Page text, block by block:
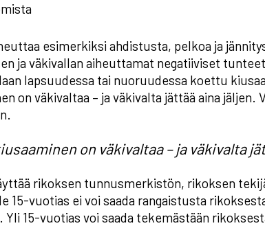
esimerkiksi ahdistusta, pelkoa ja
ja väkivallan aiheuttamat negatiiviset
lapsuudessa tai nuoruudessa koettu
on väkivaltaa – ja väkivalta jättää aina
on väkivaltaa – ja väkivalta
rikoksen tunnusmerkistön, rikoksen
15-vuotias ei voi saada rangaistusta
15-vuotias voi saada tekemästään